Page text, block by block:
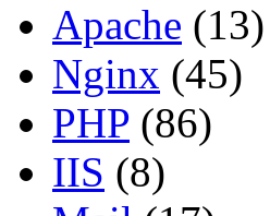
Apache (13)
Nginx (45)
PHP (86)
IIS (8)